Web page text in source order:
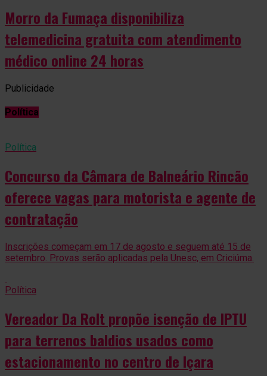
Morro da Fumaça disponibiliza
telemedicina gratuita com atendimento
médico online 24 horas
Publicidade
Política
Política
Concurso da Câmara de Balneário Rincão
oferece vagas para motorista e agente de
contratação
Inscrições começam em 17 de agosto e seguem até 15 de
setembro. Provas serão aplicadas pela Unesc, em Criciúma.
Política
Vereador Da Rolt propõe isenção de IPTU
para terrenos baldios usados como
estacionamento no centro de Içara